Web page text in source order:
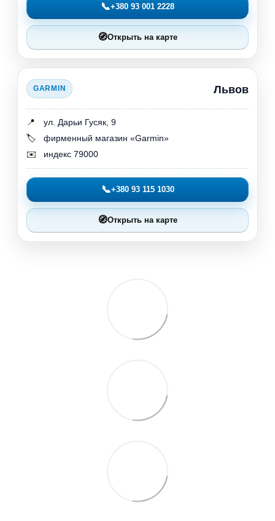
📞+380 93 001 2228
🧭Открыть на карте
GARMIN Львов
📍
ул. Дарьи Гусяк, 9
🏷️
фирменный магазин «Garmin»
✉️
индекс 79000
📞+380 93 115 1030
🧭Открыть на карте